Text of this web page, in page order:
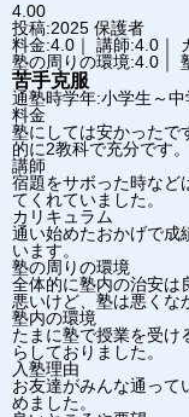
4.00
投稿:2025 保護者
料金:4.0｜ 講師:4.0｜
塾の周りの環境:4.0｜
苦手克服
通塾時学年:小学生～中
料金
塾にしては安かったで
的に2教科で充分です。
講師
宿題をサボった時など
てくれていました。
カリキュラム
通い始めたおかげで成
います。
塾の周りの環境
全体的に塾内の治安は
悪いけど、塾は悪くな
塾内の環境
たまに塾で授業を受け
らしておりました。
入塾理由
お友達がみんな通って
めました。